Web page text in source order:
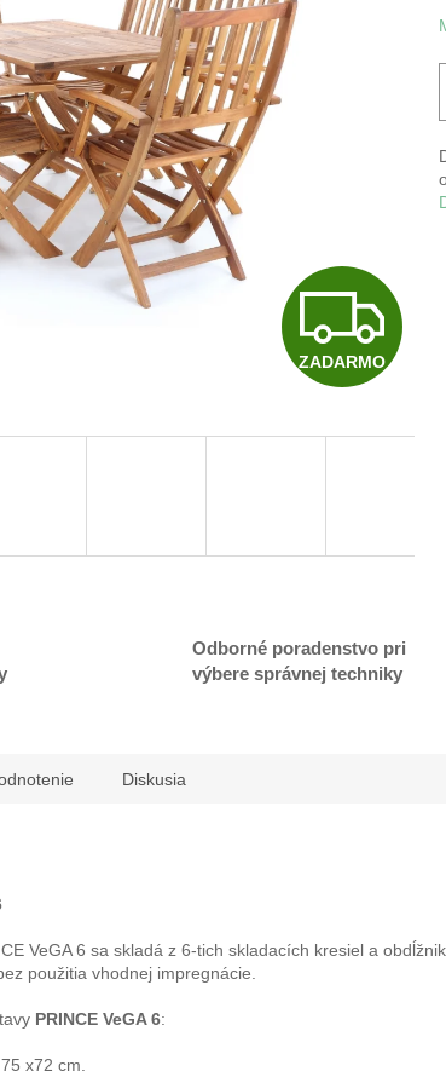
Z
A
A
R
ZADARMO
Odborné poradenstvo pri
výbere správnej techniky
Diskusia
VeGA 6 sa skladá z 6-tich skladacích kresiel a
použitia vhodnej impregnácie.
PRINCE VeGA 6:
x72 cm.